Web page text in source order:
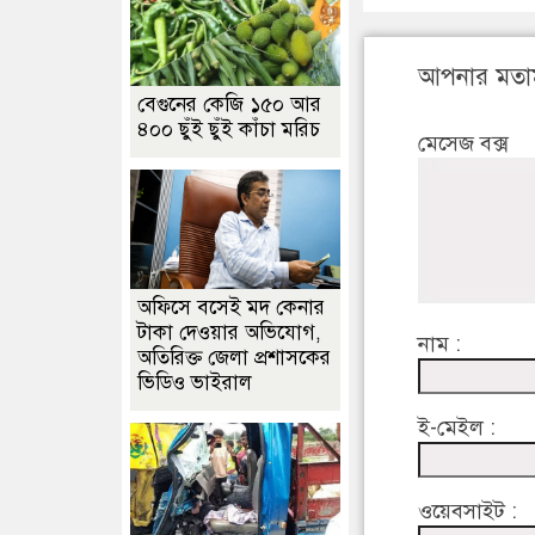
আপনার
মেসেজ বক্স
নাম :
ই-মেইল :
ওয়েবসাইট :
বেগুনের কেজি ১৫০ আর
৪০০ ছুঁই ছুঁই কাঁচা মরিচ
অফিসে বসেই মদ কেনার
টাকা দেওয়ার অভিযোগ,
অতিরিক্ত জেলা প্রশাসকের
ভিডিও ভাইরাল